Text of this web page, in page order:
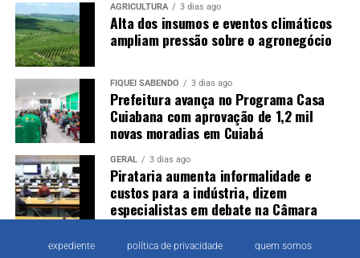
AGRICULTURA 3 dias ago
Alta dos insumos e eventos climáticos
ampliam pressão sobre o agronegócio
FIQUEI SABENDO 3 dias ago
Prefeitura avança no Programa Casa
Cuiabana com aprovação de 1,2 mil
novas moradias em Cuiabá
GERAL 3 dias ago
Pirataria aumenta informalidade e
custos para a indústria, dizem
especialistas em debate na Câmara
expediente política de privacidade quem somos